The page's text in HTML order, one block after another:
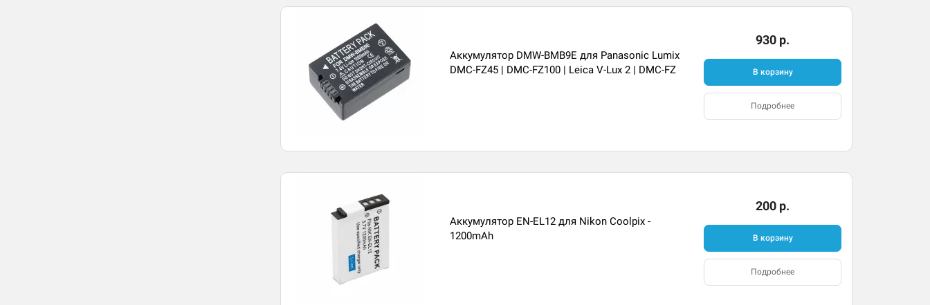
Аккумулятор DMW-BMB9E для Panasonic Lumix
DMC-FZ45 | DMC-FZ100 | Leica V-Lux 2 | DMC-FZ
930 р.
В корзину
Подробнее
Аккумулятор EN-EL12 для Nikon Coolpix -
1200mAh
200 р.
В корзину
Подробнее